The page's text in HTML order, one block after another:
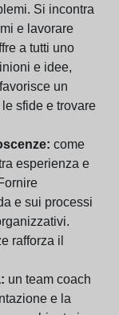
Si incontra
e lavorare
a tutti uno
e idee,
un
sfide e trovare
come
esperienza e
e sui processi
rafforza il
un team coach
e la